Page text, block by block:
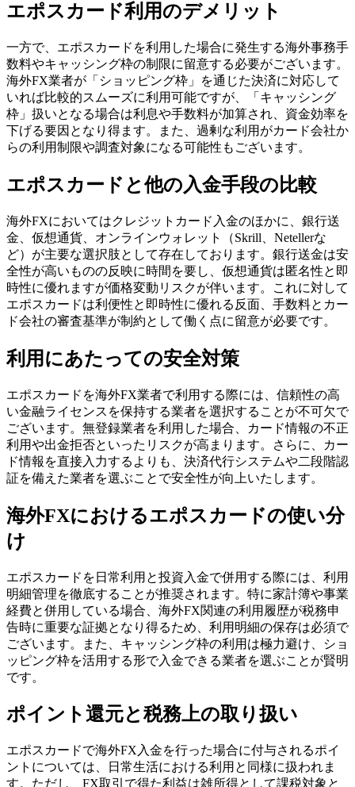
エポスカード利用のデメリット
一方で、エポスカードを利用した場合に発生する海外事務手
数料やキャッシング枠の制限に留意する必要がございます。
海外FX業者が「ショッピング枠」を通じた決済に対応して
いれば比較的スムーズに利用可能ですが、「キャッシング
枠」扱いとなる場合は利息や手数料が加算され、資金効率を
下げる要因となり得ます。また、過剰な利用がカード会社か
らの利用制限や調査対象になる可能性もございます。
エポスカードと他の入金手段の比較
海外FXにおいてはクレジットカード入金のほかに、銀行送
金、仮想通貨、オンラインウォレット（Skrill、Netellerな
ど）が主要な選択肢として存在しております。銀行送金は安
全性が高いものの反映に時間を要し、仮想通貨は匿名性と即
時性に優れますが価格変動リスクが伴います。これに対して
エポスカードは利便性と即時性に優れる反面、手数料とカー
ド会社の審査基準が制約として働く点に留意が必要です。
利用にあたっての安全対策
エポスカードを海外FX業者で利用する際には、信頼性の高
い金融ライセンスを保持する業者を選択することが不可欠で
ございます。無登録業者を利用した場合、カード情報の不正
利用や出金拒否といったリスクが高まります。さらに、カー
ド情報を直接入力するよりも、決済代行システムや二段階認
証を備えた業者を選ぶことで安全性が向上いたします。
海外FXにおけるエポスカードの使い分
け
エポスカードを日常利用と投資入金で併用する際には、利用
明細管理を徹底することが推奨されます。特に家計簿や事業
経費と併用している場合、海外FX関連の利用履歴が税務申
告時に重要な証拠となり得るため、利用明細の保存は必須で
ございます。また、キャッシング枠の利用は極力避け、ショ
ッピング枠を活用する形で入金できる業者を選ぶことが賢明
です。
ポイント還元と税務上の取り扱い
エポスカードで海外FX入金を行った場合に付与されるポイ
ントについては、日常生活における利用と同様に扱われま
す。ただし、FX取引で得た利益は雑所得として課税対象と